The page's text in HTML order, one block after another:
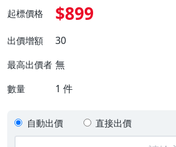
起標價格 $899
出價增額 30
最高出價者 無
數量 1 件
自動出價 直接出價